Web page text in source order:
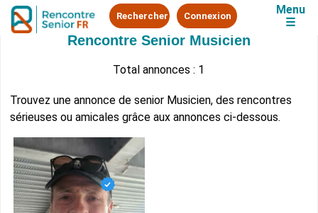
Rechercher Connexion
Menu
☰
Rencontre Senior Musicien
Total annonces : 1
Trouvez une annonce de senior Musicien, des rencontres
sérieuses ou amicales grâce aux annonces ci-dessous.